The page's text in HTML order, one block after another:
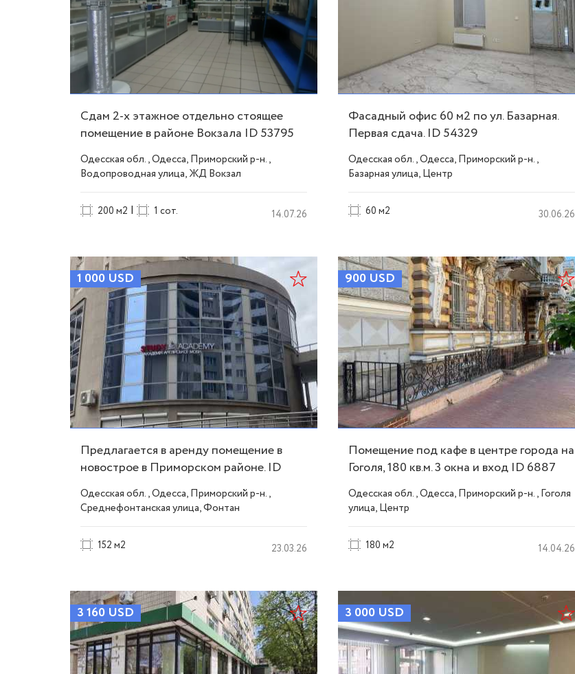
Сдам 2-х этажное отдельно стоящее
помещение в районе Вокзала ID 53795
Одесская обл., Одесса, Приморский р-н.,
Водопроводная улица, ЖД Вокзал
200 м2 | 1 сот. 14.07.26
Фасадный офис 60 м2 по ул. Базарная.
Первая сдача. ID 54329
Одесская обл., Одесса, Приморский р-н.,
Базарная улица, Центр
60 м2 30.06.26
1 000 USD
Предлагается в аренду помещение в
новострое в Приморском районе. ID
5793
Одесская обл., Одесса, Приморский р-н.,
Среднефонтанская улица, Фонтан
152 м2 23.03.26
900 USD
Помещение под кафе в центре города на
Гоголя, 180 кв.м. 3 окна и вход ID 6887
Одесская обл., Одесса, Приморский р-н., Гоголя
улица, Центр
180 м2 14.04.26
3 160 USD 3 000 USD